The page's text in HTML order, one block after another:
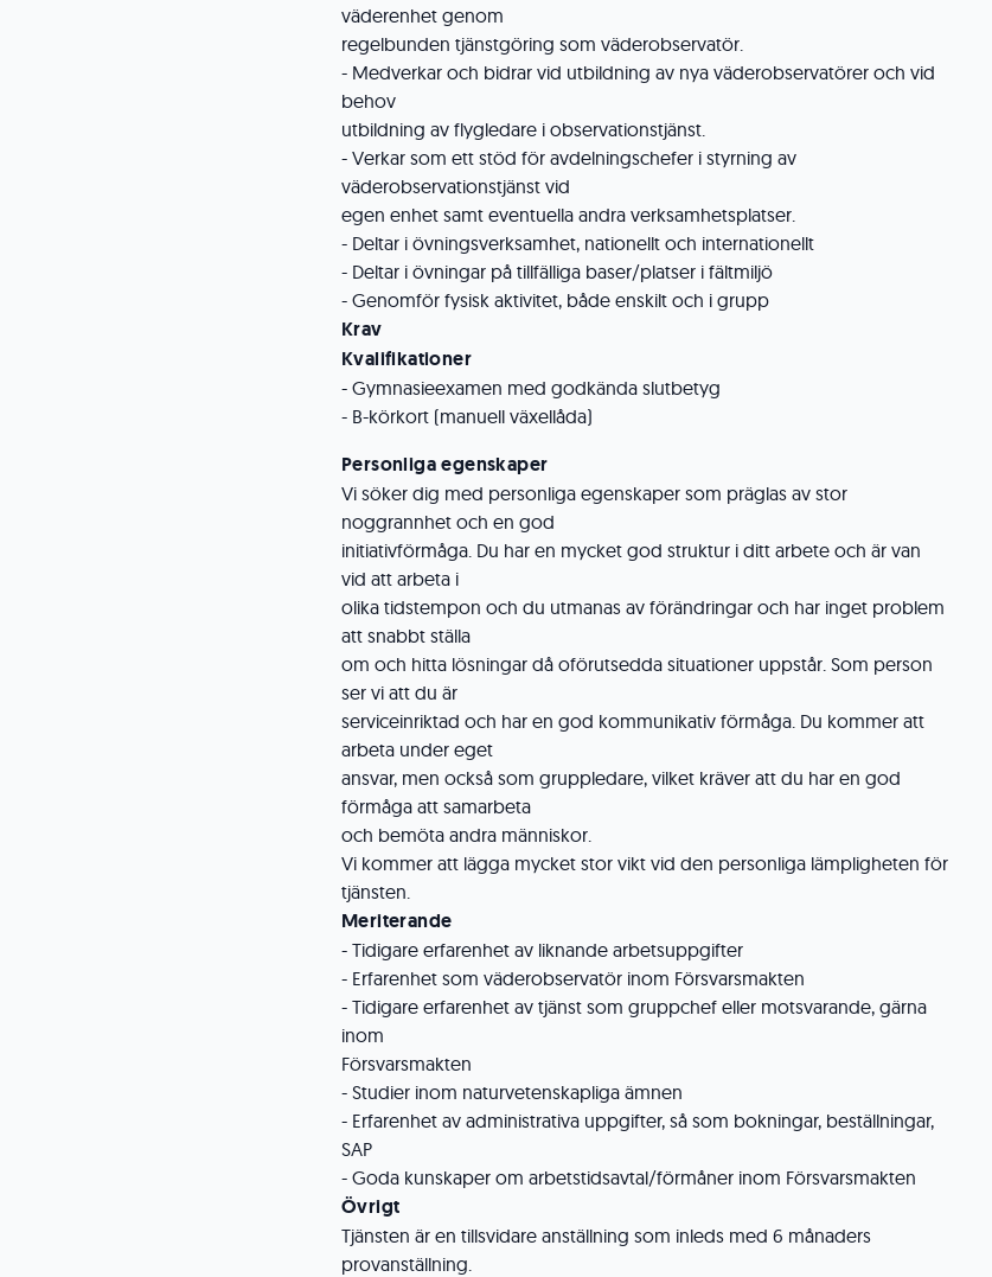
väderenhet genom
regelbunden tjänstgöring som väderobservatör.
- Medverkar och bidrar vid utbildning av nya väderobservatörer och vid
behov
utbildning av flygledare i observationstjänst.
- Verkar som ett stöd för avdelningschefer i styrning av
väderobservationstjänst vid
egen enhet samt eventuella andra verksamhetsplatser.
- Deltar i övningsverksamhet, nationellt och internationellt
- Deltar i övningar på tillfälliga baser/platser i fältmiljö
- Genomför fysisk aktivitet, både enskilt och i grupp
Krav
Kvalifikationer
- Gymnasieexamen med godkända slutbetyg
- B-körkort (manuell växellåda)
Personliga egenskaper
Vi söker dig med personliga egenskaper som präglas av stor
noggrannhet och en god
initiativförmåga. Du har en mycket god struktur i ditt arbete och är van
vid att arbeta i
olika tidstempon och du utmanas av förändringar och har inget problem
att snabbt ställa
om och hitta lösningar då oförutsedda situationer uppstår. Som person
ser vi att du är
serviceinriktad och har en god kommunikativ förmåga. Du kommer att
arbeta under eget
ansvar, men också som gruppledare, vilket kräver att du har en god
förmåga att samarbeta
och bemöta andra människor.
Vi kommer att lägga mycket stor vikt vid den personliga lämpligheten för
tjänsten.
Meriterande
- Tidigare erfarenhet av liknande arbetsuppgifter
- Erfarenhet som väderobservatör inom Försvarsmakten
- Tidigare erfarenhet av tjänst som gruppchef eller motsvarande, gärna
inom
Försvarsmakten
- Studier inom naturvetenskapliga ämnen
- Erfarenhet av administrativa uppgifter, så som bokningar, beställningar,
SAP
- Goda kunskaper om arbetstidsavtal/förmåner inom Försvarsmakten
Övrigt
Tjänsten är en tillsvidare anställning som inleds med 6 månaders
provanställning.